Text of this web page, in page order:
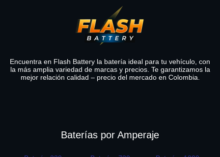
Encuentra en Flash Battery la batería ideal para tu vehículo, con
la más amplia variedad de marcas y precios. Te garantizamos la
mejor relación calidad – precio del mercado en Colombia.
Baterías por Amperaje